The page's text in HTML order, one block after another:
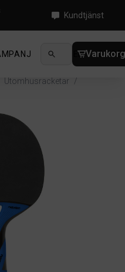
Kundtjänst
NYHETER
Utomhusracketar
/